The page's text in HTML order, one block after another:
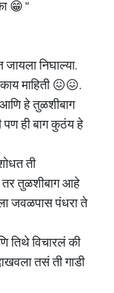
😁 "
निघाल्या.
माहिती 😖😖.
हे तुळशीबाग
ही बाग कुठंय हे
ती
तर तुळशीबाग आहे
जवळपास पंधरा ते
तिथे विचारलं की
तसं ती गाडी